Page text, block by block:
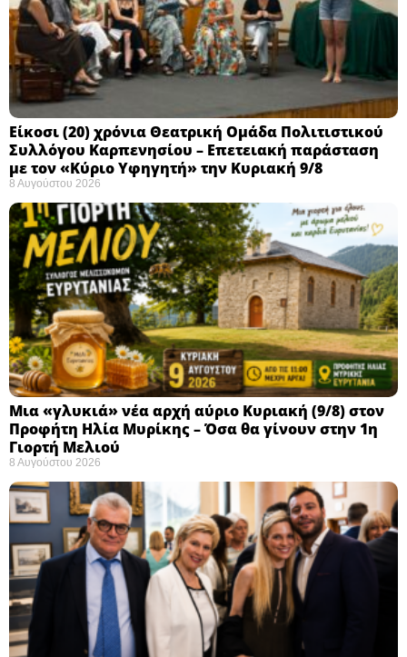
Eίκοσι (20) χρόνια Θεατρική Ομάδα Πολιτιστικού
Συλλόγου Καρπενησίου – Επετειακή παράσταση
με τον «Κύριο Υφηγητή» την Κυριακή 9/8
8 Αυγούστου 2026
Μια «γλυκιά» νέα αρχή αύριο Κυριακή (9/8) στον
Προφήτη Ηλία Μυρίκης – Όσα θα γίνουν στην 1η
Γιορτή Μελιού
8 Αυγούστου 2026